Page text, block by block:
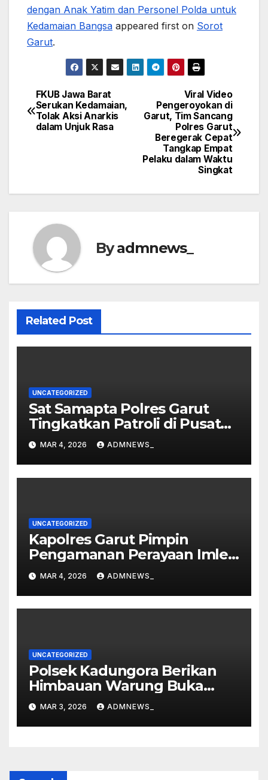
dengan Anak Yatim dan Personel Polda untuk
Kedamaian Bangsa appeared first on Sorot
Garut.
Post
navigation
Viral Video
Pengeroyokan di
Garut, Tim Sancang
Polres Garut
Beregerak Cepat
Tangkap Empat
Pelaku dalam Waktu
Singkat
FKUB Jawa Barat
Serukan Kedamaian,
Tolak Aksi Anarkis
dalam Unjuk Rasa
Byadmnews_
Related Post
UNCATEGORIZED
Sat Samapta Polres Garut
Tingkatkan Patroli di Pusat
Perbelanjaan
MAR 4, 2026 ADMNEWS_
UNCATEGORIZED
Kapolres Garut Pimpin
Pengamanan Perayaan Imlek
dan Malam Cap Go Meh
2577/2026 di Vihara Dharma
Loka
MAR 4, 2026 ADMNEWS_
UNCATEGORIZED
Polsek Kadungora Berikan
Himbauan Warung Buka
Siang Hari
MAR 3, 2026 ADMNEWS_